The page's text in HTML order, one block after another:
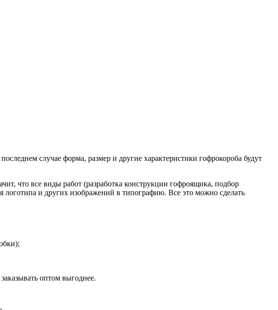
случае форма, размер и другие характеристики гофрокороба будут
что все виды работ (разработка конструкции гофроящика, подбор
логотипа и других изображений в типографию. Все это можно сделать
оптом выгоднее.